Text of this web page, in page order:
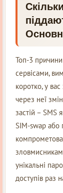
Топ-3
сервісами,
коротко, у
через неї
застій –
SIM-swap або
унікальні
доступів раз